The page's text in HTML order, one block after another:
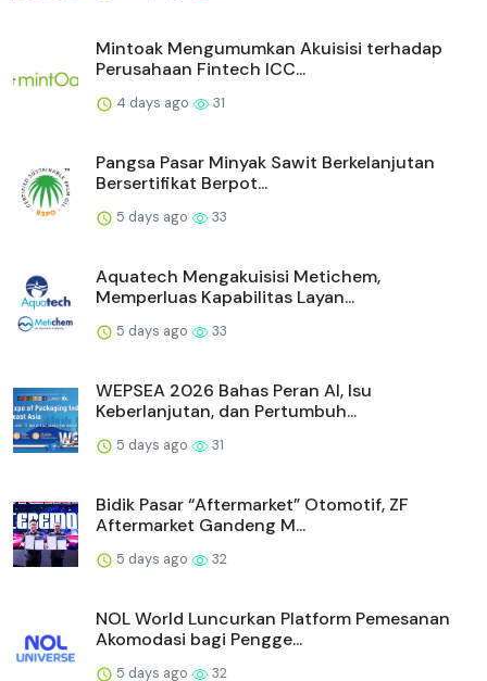
Mintoak Mengumumkan Akuisisi terhadap
Perusahaan Fintech ICC...
4 days ago 31
Pangsa Pasar Minyak Sawit Berkelanjutan
Bersertifikat Berpot...
5 days ago 33
Aquatech Mengakuisisi Metichem,
Memperluas Kapabilitas Layan...
5 days ago 33
WEPSEA 2026 Bahas Peran AI, Isu
Keberlanjutan, dan Pertumbuh...
5 days ago 31
Bidik Pasar “Aftermarket” Otomotif, ZF
Aftermarket Gandeng M...
5 days ago 32
NOL World Luncurkan Platform Pemesanan
Akomodasi bagi Pengge...
5 days ago 32